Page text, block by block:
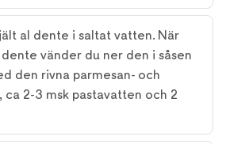
al dente i saltat vatten. När
vänder du ner den i såsen
den rivna parmesan- och
2-3 msk pastavatten och 2